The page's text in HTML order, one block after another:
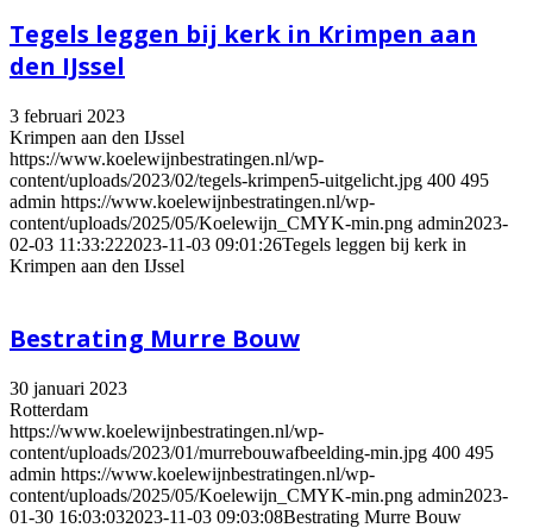
Tegels leggen bij kerk in Krimpen aan
den IJssel
3 februari 2023
Krimpen aan den IJssel
https://www.koelewijnbestratingen.nl/wp-
content/uploads/2023/02/tegels-krimpen5-uitgelicht.jpg 400 495
admin https://www.koelewijnbestratingen.nl/wp-
content/uploads/2025/05/Koelewijn_CMYK-min.png admin2023-
02-03 11:33:222023-11-03 09:01:26Tegels leggen bij kerk in
Krimpen aan den IJssel
Bestrating Murre Bouw
30 januari 2023
Rotterdam
https://www.koelewijnbestratingen.nl/wp-
content/uploads/2023/01/murrebouwafbeelding-min.jpg 400 495
admin https://www.koelewijnbestratingen.nl/wp-
content/uploads/2025/05/Koelewijn_CMYK-min.png admin2023-
01-30 16:03:032023-11-03 09:03:08Bestrating Murre Bouw